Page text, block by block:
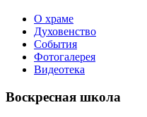
О храме
Духовенство
События
Фотогалерея
Видеотека
Воскресная школа